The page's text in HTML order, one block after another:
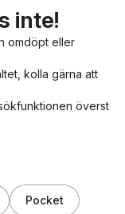
inte!
omdöpt eller
kolla gärna att
överst
Pocket